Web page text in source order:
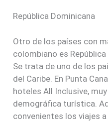
República Dominicana
Otro de los países con
colombiano es
Se trata de uno de los
del Caribe. En Punta
hoteles All Inclusive,
demográfica turística.
convenientes los viajes